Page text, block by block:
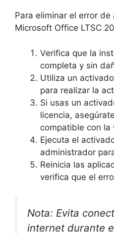
Para eliminar el error
Microsoft Office LTSC
Verifica que la
completa y sin
Utiliza un
para realizar la
Si usas un
licencia,
compatible con la
Ejecuta el
administrador
Reinicia las
verifica que el
Nota: Evita
internet durante